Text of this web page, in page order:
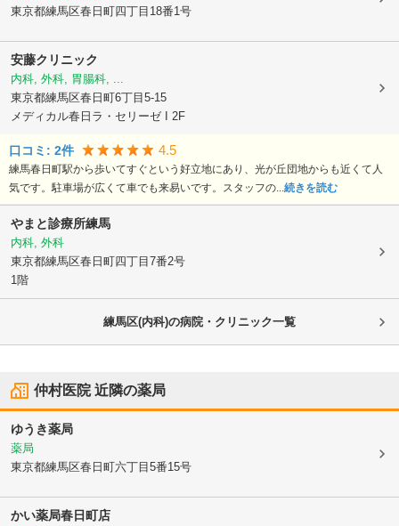
東京都練馬区春日町四丁目18番1号
安藤クリニック
内科, 外科, 胃腸科, ...
東京都練馬区春日町6丁目5-15
メディカル春日ラ・セリーゼ I 2F
口コミ: 2件 4.5
練馬春日町駅から歩いてすぐという好立地にあり、光が丘団地からも近くて人
気です。駐車場が広くて車でも来易いです。スタッフの... 続きを読む
やまと診療所練馬
内科, 外科
東京都練馬区春日町四丁目7番2号
1階
練馬区(内科)の病院・クリニック一覧
仲村医院近隣の薬局
ゆうき薬局
薬局
東京都練馬区春日町六丁目5番15号
かい薬局春日町店